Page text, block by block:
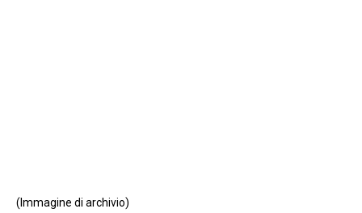
(Immagine di archivio)